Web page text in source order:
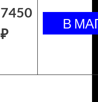
7450
₽